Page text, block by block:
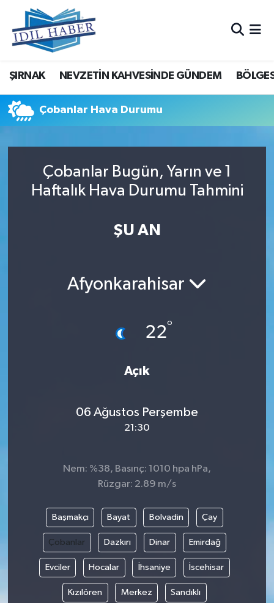
ŞIRNAK NEVZETİN KAHVESİNDE GÜNDEM
Çobanlar Hava Durumu
Çobanlar Bugün, Yarın ve 1
Haftalık Hava Durumu Tahmini
ŞU AN
Afyonkarahisar
22°
Açık
06 Ağustos Perşembe
21:30
Nem: %38, Basınç: 1010 hpa hPa,
Rüzgar: 2.89 m/s
Başmakçı Bayat Bolvadin Çay
Çobanlar Dazkırı Dinar Emirdağ
Evciler Hocalar İhsaniye İscehisar
Kızılören Merkez Sandıklı
Nöbetçi Eczaneler
Hava Durumu
Trafik Durumu
Tüm Manşetler